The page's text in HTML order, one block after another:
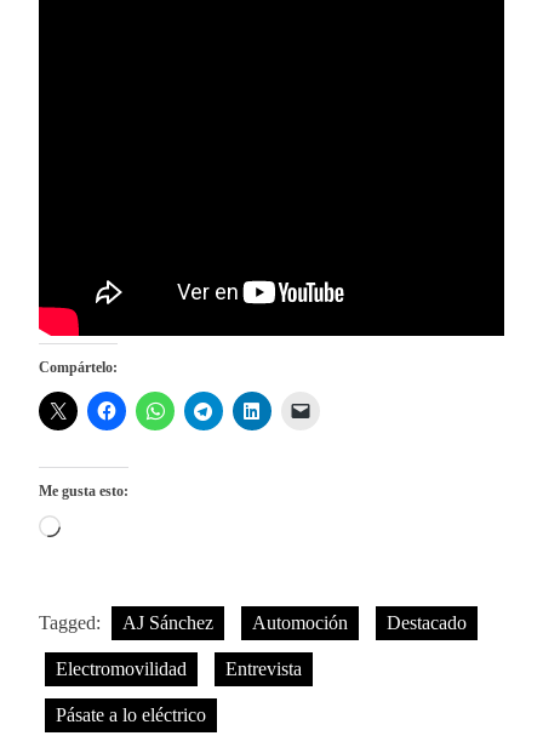
Compártelo:
Me gusta esto:
Cargando...
Tagged: AJ Sánchez Automoción Destacado
Electromovilidad Entrevista
Pásate a lo eléctrico